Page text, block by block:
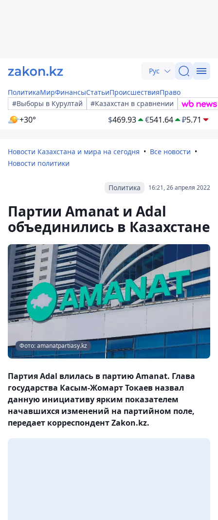
Рус
ПолитикаМирФинансыСтатьиПроисшествияПраво
#Выборы в Курултай
#Казахстан в сравнении
+30° $469.93 €541.64 ₽5.71
Новости Казахстана и мира на сегодня
Все новости
Новости политики
16:21, 26 апреля 2022
Политика
Партии Amanat и Adal
объединились в Казахстане
Фото: amanatpartiasy.kz
Партия Adal влилась в партию Amanat. Глава
государства Касым-Жомарт Токаев назвал
данную инициативу ярким показателем
начавшихся изменений на партийном поле,
передает корреспондент Zakon.kz.